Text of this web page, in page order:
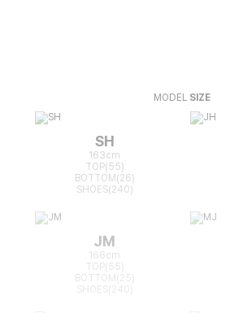
MODEL SIZE
SH
163cm
TOP(55)
BOTTOM(26)
SHOES(240)
JM
166cm
TOP(55)
BOTTOM(25)